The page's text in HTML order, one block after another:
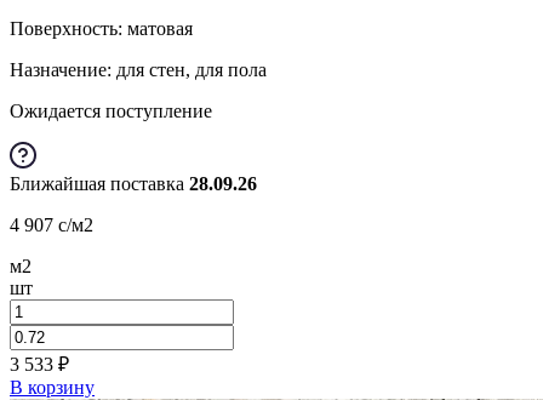
Поверхность: матовая
Назначение: для стен, для пола
Ожидается поступление
Ближайшая поставка 28.09.26
4 907 c/м2
м2
шт
3 533 ₽
В корзину